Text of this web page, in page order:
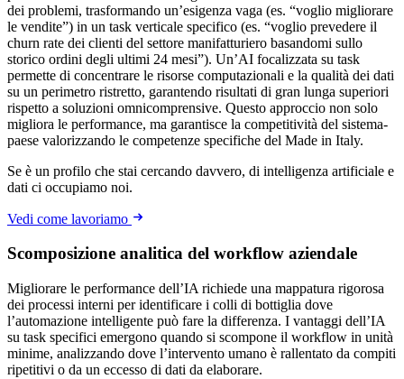
dei problemi, trasformando un’esigenza vaga (es. “voglio migliorare
le vendite”) in un task verticale specifico (es. “voglio prevedere il
churn rate dei clienti del settore manifatturiero basandomi sullo
storico ordini degli ultimi 24 mesi”). Un’AI focalizzata su task
permette di concentrare le risorse computazionali e la qualità dei dati
su un perimetro ristretto, garantendo risultati di gran lunga superiori
rispetto a soluzioni omnicomprensive. Questo approccio non solo
migliora le performance, ma garantisce la competitività del sistema-
paese valorizzando le competenze specifiche del Made in Italy.
Se è un profilo che stai cercando davvero, di intelligenza artificiale e
dati ci occupiamo noi.
Vedi come lavoriamo
Scomposizione analitica del workflow aziendale
Migliorare le performance dell’IA richiede una mappatura rigorosa
dei processi interni per identificare i colli di bottiglia dove
l’automazione intelligente può fare la differenza. I vantaggi dell’IA
su task specifici emergono quando si scompone il workflow in unità
minime, analizzando dove l’intervento umano è rallentato da compiti
ripetitivi o da un eccesso di dati da elaborare.